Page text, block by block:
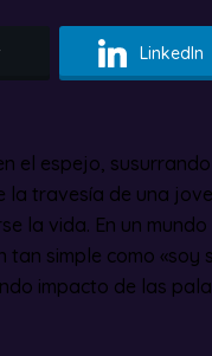
LinkedIn
el espejo,
travesía de una
la vida. En un
simple como «soy
impacto de las